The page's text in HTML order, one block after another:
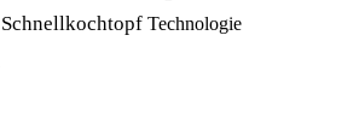
Schnellkochtopf Technologie